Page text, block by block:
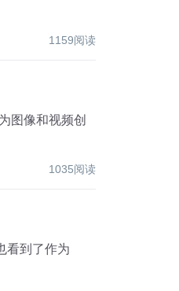
1159阅读
1035阅读
看到了作为